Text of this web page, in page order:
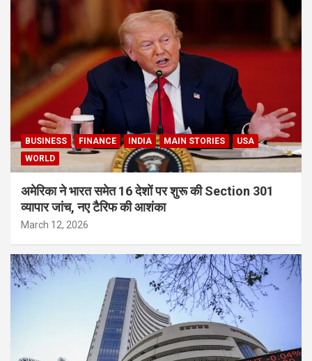
BUSINESS FINANCE INDIA MAIN STORIES
USA
WORLD
अमेरिका ने भारत समेत 16 देशों पर शुरू की Section 301
व्यापार जांच, नए टैरिफ की आशंका
March 12, 2026